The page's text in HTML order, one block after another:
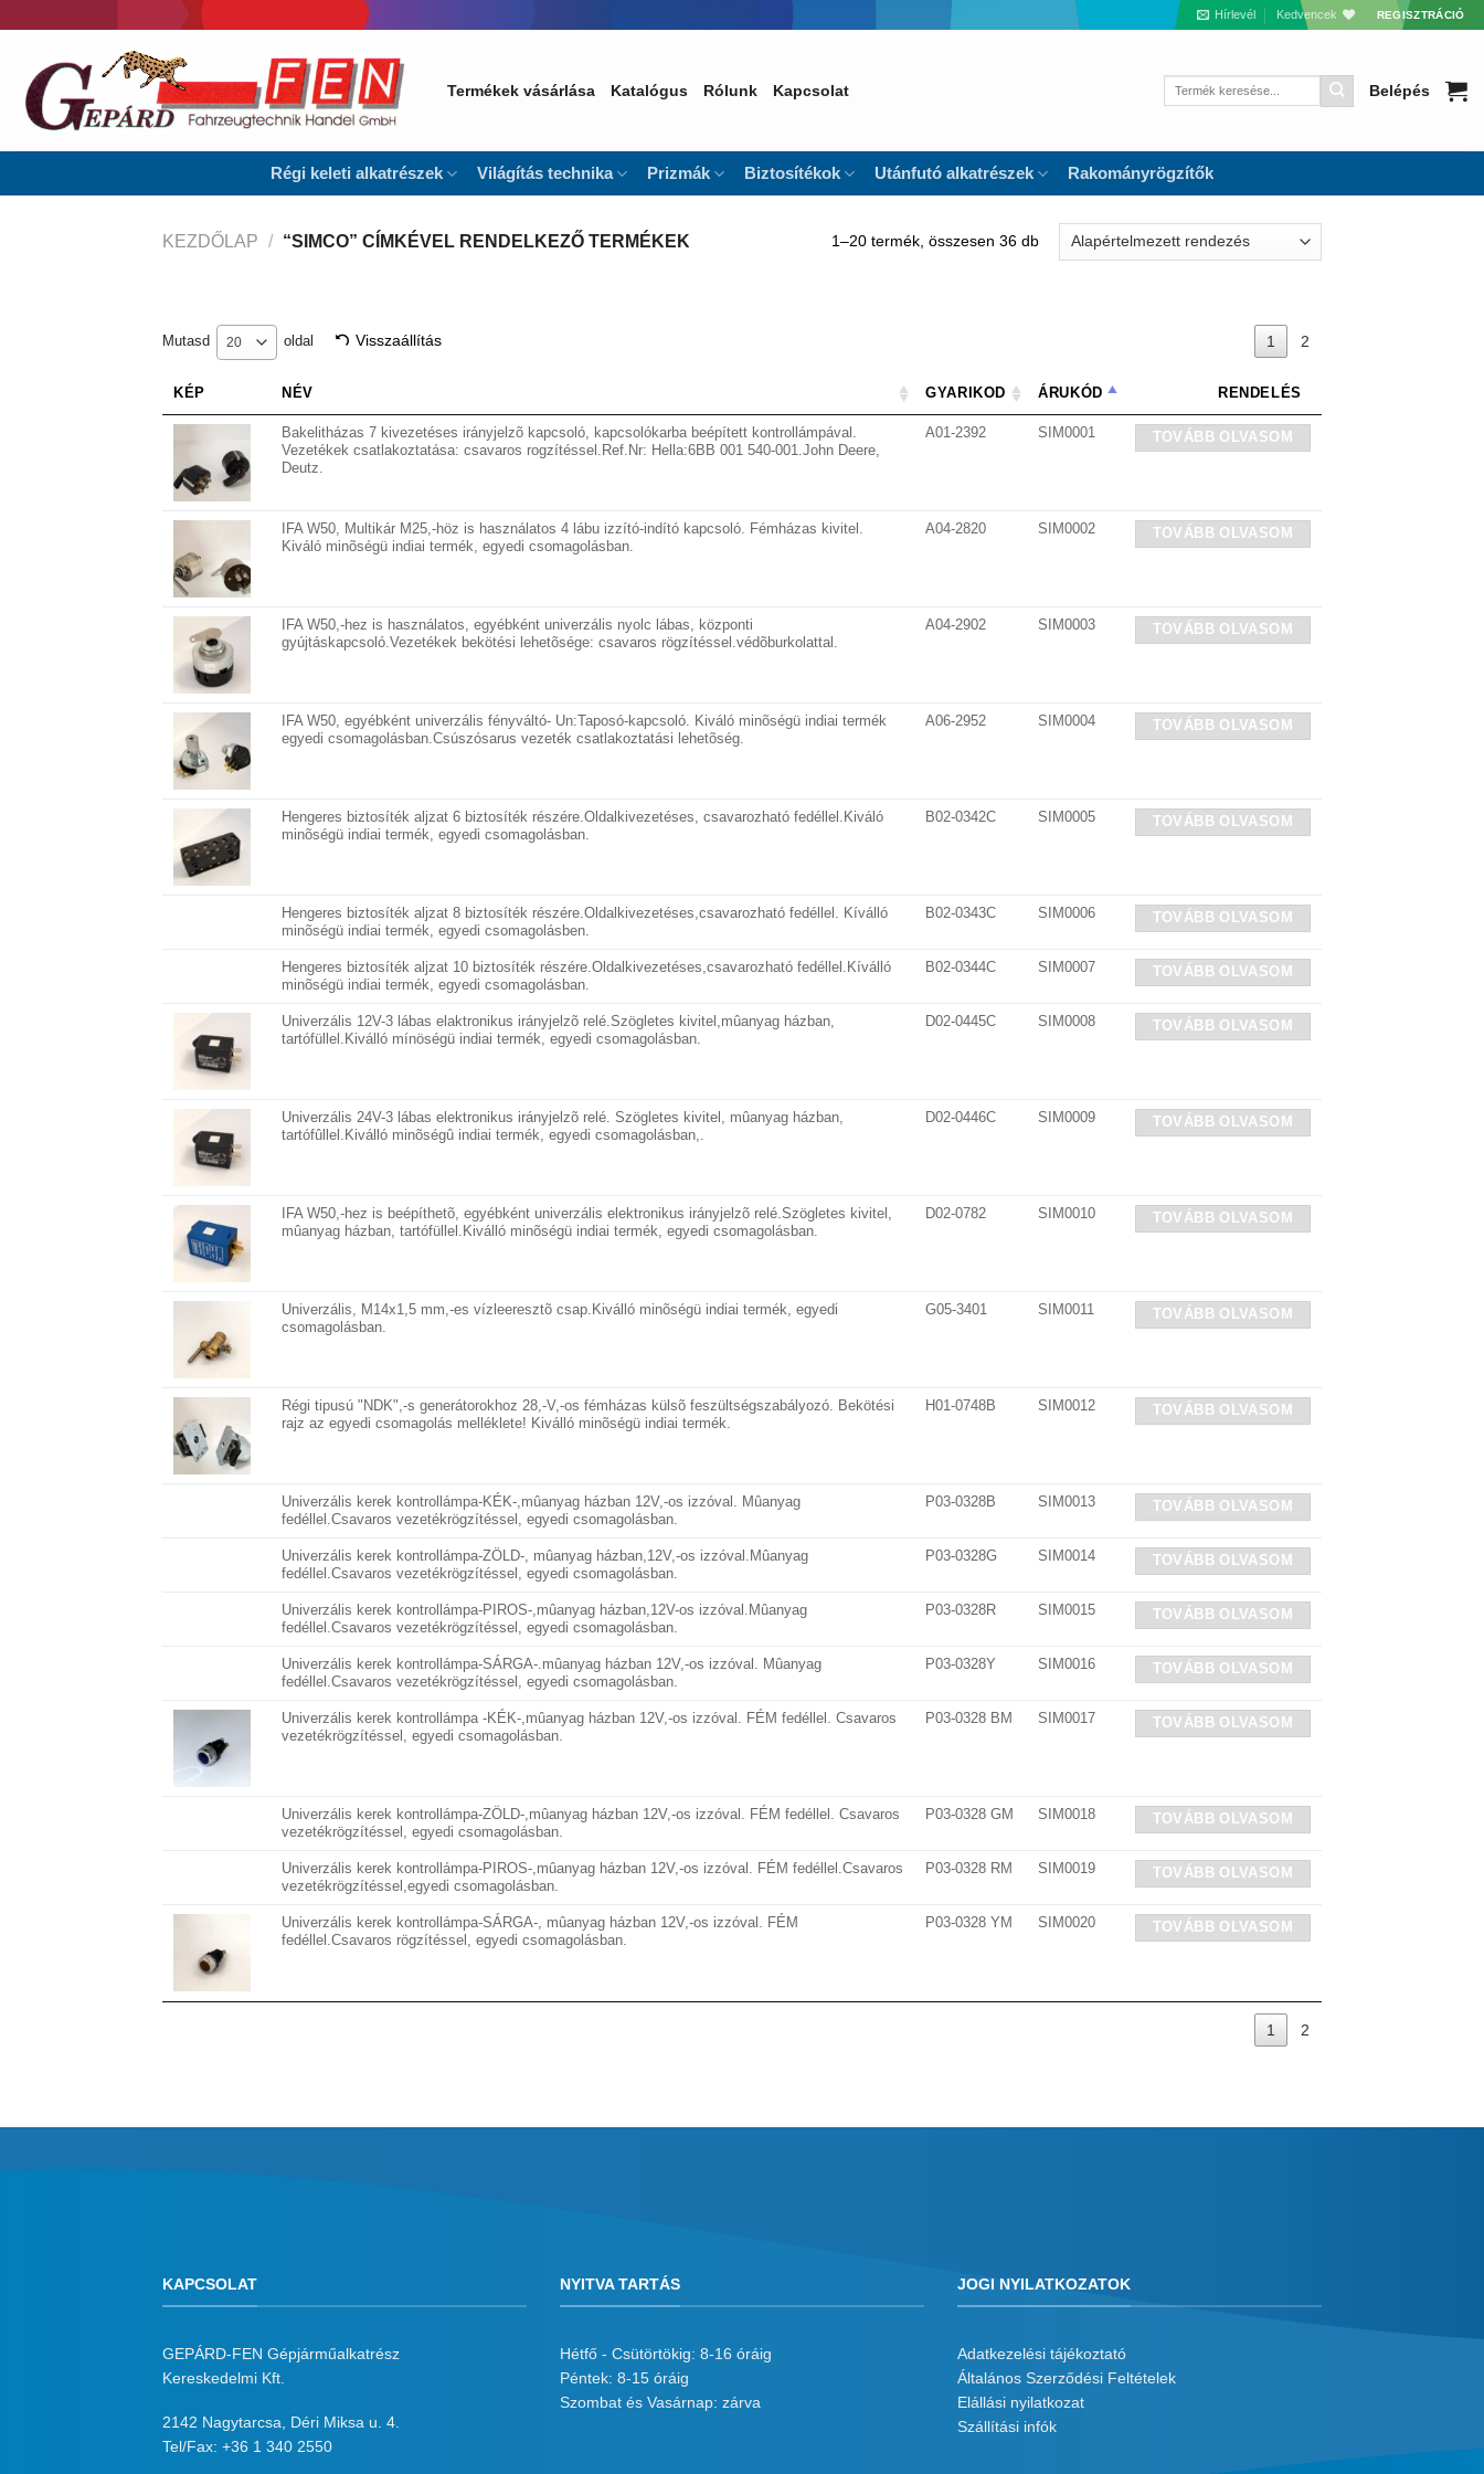
to
Hírlevél Kedvencek REGISZTRÁCIÓ
Termékek vásárlása Katalógus Rólunk Kapcsolat
Keresés
Belépés
Régi keleti alkatrészek Világítás technika Prizmák Biztosítékok Utánfutó alkatrészek Rakományrögzítők
KEZDŐLAP / “SIMCO” CÍMKÉVEL RENDELKEZŐ TERMÉKEK 1–20 termék, összesen 36 db
Mutasd 20 oldal Visszaállítás 1 2
KÉP NÉV GYARIKOD ÁRUKÓD RENDELÉS
Bakelitházas 7 kivezetéses irányjelzõ kapcsoló, kapcsolókarba beépített kontrollámpával.
Vezetékek csatlakoztatása: csavaros rogzítéssel.Ref.Nr: Hella:6BB 001 540-001.John Deere,
Deutz.
A01-2392 SIM0001 TOVÁBB OLVASOM
IFA W50, Multikár M25,-höz is használatos 4 lábu izzító-indító kapcsoló. Fémházas kivitel.
Kiváló minõségü indiai termék, egyedi csomagolásban.
A04-2820 SIM0002 TOVÁBB OLVASOM
IFA W50,-hez is használatos, egyébként univerzális nyolc lábas, központi
gyújtáskapcsoló.Vezetékek bekötési lehetõsége: csavaros rögzítéssel.védõburkolattal.
A04-2902 SIM0003 TOVÁBB OLVASOM
IFA W50, egyébként univerzális fényváltó- Un:Taposó-kapcsoló. Kiváló minõségü indiai termék
egyedi csomagolásban.Csúszósarus vezeték csatlakoztatási lehetõség.
A06-2952 SIM0004 TOVÁBB OLVASOM
Hengeres biztosíték aljzat 6 biztosíték részére.Oldalkivezetéses, csavarozható fedéllel.Kiváló
minõségü indiai termék, egyedi csomagolásban.
B02-0342C SIM0005 TOVÁBB OLVASOM
Hengeres biztosíték aljzat 8 biztosíték részére.Oldalkivezetéses,csavarozható fedéllel. Kíválló
minõségü indiai termék, egyedi csomagolásben.
B02-0343C SIM0006 TOVÁBB OLVASOM
Hengeres biztosíték aljzat 10 biztosíték részére.Oldalkivezetéses,csavarozható fedéllel.Kíválló
minõségü indiai termék, egyedi csomagolásban.
B02-0344C SIM0007 TOVÁBB OLVASOM
Univerzális 12V-3 lábas elaktronikus irányjelzõ relé.Szögletes kivitel,mûanyag házban,
tartófüllel.Kiválló mínöségü indiai termék, egyedi csomagolásban.
D02-0445C SIM0008 TOVÁBB OLVASOM
Univerzális 24V-3 lábas elektronikus irányjelzõ relé. Szögletes kivitel, mûanyag házban,
tartófûllel.Kiválló minõségû indiai termék, egyedi csomagolásban,.
D02-0446C SIM0009 TOVÁBB OLVASOM
IFA W50,-hez is beépíthetõ, egyébként univerzális elektronikus irányjelzõ relé.Szögletes kivitel,
mûanyag házban, tartófüllel.Kiválló minõségü indiai termék, egyedi csomagolásban.
D02-0782 SIM0010 TOVÁBB OLVASOM
Univerzális, M14x1,5 mm,-es vízleeresztõ csap.Kiválló minõségü indiai termék, egyedi
csomagolásban.
G05-3401 SIM0011 TOVÁBB OLVASOM
Régi tipusú "NDK",-s generátorokhoz 28,-V,-os fémházas külsõ feszültségszabályozó. Bekötési
rajz az egyedi csomagolás melléklete! Kiválló minõségü indiai termék.
H01-0748B SIM0012 TOVÁBB OLVASOM
Univerzális kerek kontrollámpa-KÉK-,mûanyag házban 12V,-os izzóval. Mûanyag
fedéllel.Csavaros vezetékrögzítéssel, egyedi csomagolásban.
P03-0328B SIM0013 TOVÁBB OLVASOM
Univerzális kerek kontrollámpa-ZÖLD-, mûanyag házban,12V,-os izzóval.Mûanyag
fedéllel.Csavaros vezetékrögzítéssel, egyedi csomagolásban.
P03-0328G SIM0014 TOVÁBB OLVASOM
Univerzális kerek kontrollámpa-PIROS-,mûanyag házban,12V-os izzóval.Mûanyag
fedéllel.Csavaros vezetékrögzítéssel, egyedi csomagolásban.
P03-0328R SIM0015 TOVÁBB OLVASOM
Univerzális kerek kontrollámpa-SÁRGA-.mûanyag házban 12V,-os izzóval. Mûanyag
fedéllel.Csavaros vezetékrögzítéssel, egyedi csomagolásban.
P03-0328Y SIM0016 TOVÁBB OLVASOM
Univerzális kerek kontrollámpa -KÉK-,mûanyag házban 12V,-os izzóval. FÉM fedéllel. Csavaros
vezetékrögzítéssel, egyedi csomagolásban.
P03-0328 BM SIM0017 TOVÁBB OLVASOM
Univerzális kerek kontrollámpa-ZÖLD-,mûanyag házban 12V,-os izzóval. FÉM fedéllel. Csavaros
vezetékrögzítéssel, egyedi csomagolásban.
P03-0328 GM SIM0018 TOVÁBB OLVASOM
Univerzális kerek kontrollámpa-PIROS-,mûanyag házban 12V,-os izzóval. FÉM fedéllel.Csavaros
vezetékrögzítéssel,egyedi csomagolásban.
P03-0328 RM SIM0019 TOVÁBB OLVASOM
Univerzális kerek kontrollámpa-SÁRGA-, mûanyag házban 12V,-os izzóval. FÉM
fedéllel.Csavaros rögzítéssel, egyedi csomagolásban.
P03-0328 YM SIM0020 TOVÁBB OLVASOM
1 2
KAPCSOLAT
GEPÁRD-FEN Gépjárműalkatrész
Kereskedelmi Kft.
2142 Nagytarcsa, Déri Miksa u. 4.
Tel/Fax: +36 1 340 2550
NYITVA TARTÁS
Hétfő - Csütörtökig: 8-16 óráig
Péntek: 8-15 óráig
Szombat és Vasárnap: zárva
JOGI NYILATKOZATOK
Adatkezelési tájékoztató
Általános Szerződési Feltételek
Elállási nyilatkozat
Szállítási infók